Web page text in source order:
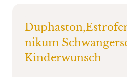
nikum
Kinderwunsch